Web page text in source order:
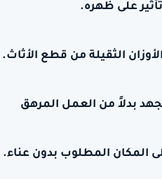
على ظهره.
الثقيلة من قطع الأثاث.
بدلاً من العمل المرهق
المكان المطلوب بدون عناء.